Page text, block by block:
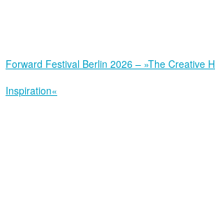
Forward Festival Berlin 2026 – »The Creative
Inspiration«